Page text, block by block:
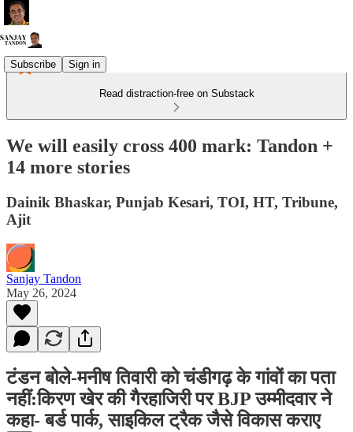
Subscribe Sign in
Read distraction-free on Substack
We will easily cross 400 mark: Tandon +
14 more stories
Dainik Bhaskar, Punjab Kesari, TOI, HT, Tribune,
Ajit
Sanjay Tandon
May 26, 2024
टंडन बोले-मनीष तिवारी को चंडीगढ़ के गांवों का पता
नहीं:किरण खेर की गैरहाजिरी पर BJP उम्मीदवार ने
कहा- बर्ड पार्क, साइकिल ट्रैक जैसे विकास कराए